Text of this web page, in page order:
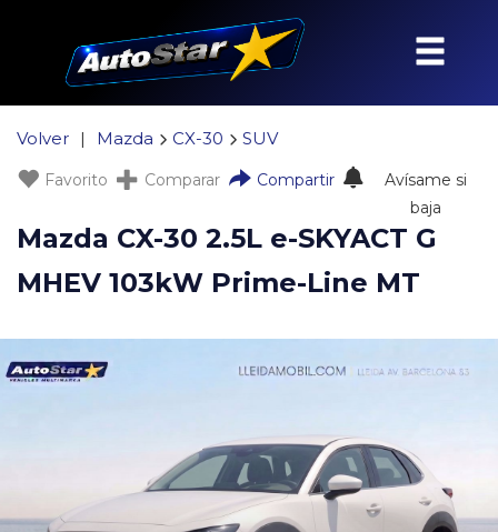
Volver | Mazda CX-30 SUV
Favorito Comparar Compartir
Avísame si
baja
Mazda CX-30 2.5L e-SKYACT G
MHEV 103kW Prime-Line MT